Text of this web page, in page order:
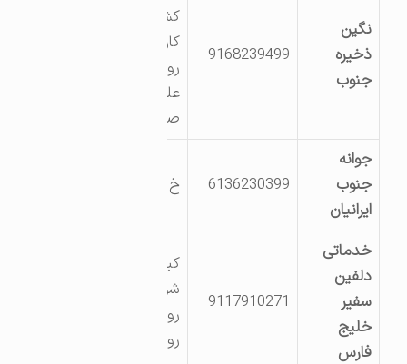
نگین
ذخیره
جنوب
9168239499
کشت و صنعت
کارون روبروی
روستای آبگرمک
علیاجنب شهرک
صنعتی شماره2
جوانه
جنوب
ایرانیان
6136230399 خ صنعت 11
خدماتی
دلفین
سفیر
خلیج
فارس
9117910271
شوشتر اهواز پشت
روستای زهو آباد
روستای دلفیه